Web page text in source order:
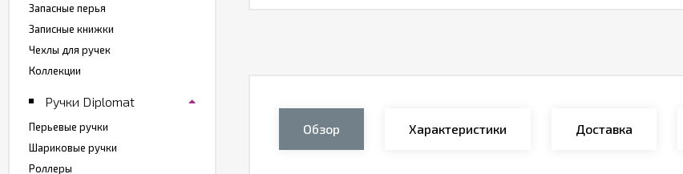
Обзор Характеристики Доставка
Запасные перья
Записные книжки
Чехлы для ручек
Коллекции
Ручки Diplomat
Перьевые ручки
Шариковые ручки
Роллеры